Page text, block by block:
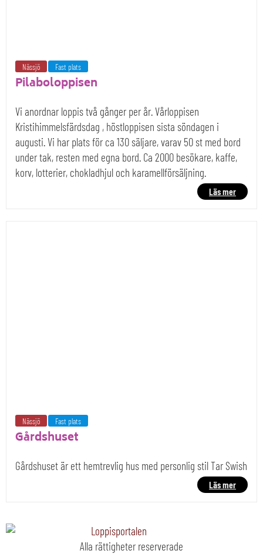
Nässjö Fast plats
Pilaboloppisen
Vi anordnar loppis två gånger per år. Vårloppisen
Kristihimmelsfärdsdag , höstloppisen sista söndagen i
augusti. Vi har plats för ca 130 säljare, varav 50 st med bord
under tak, resten med egna bord. Ca 2000 besökare, kaffe,
korv, lotterier, chokladhjul och karamellförsäljning.
Läs mer
Nässjö Fast plats
Gårdshuset
Gårdshuset är ett hemtrevlig hus med personlig stil Tar Swish
Läs mer
Alla rättigheter reserverade